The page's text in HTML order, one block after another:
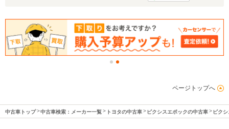
ページトップへ
中古車トップ 中古車検索：メーカー一覧 トヨタの中古車 ピクシスエポックの中古車 ピク